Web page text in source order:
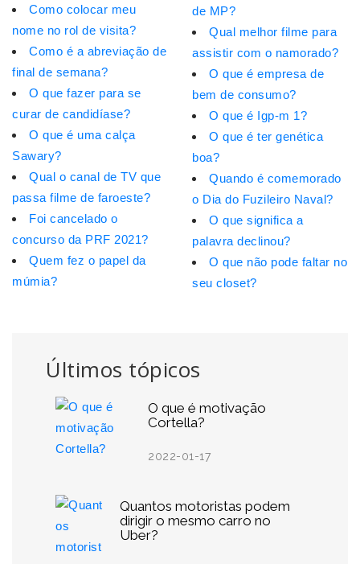
Últimos tópicos
O que é motivação
Cortella?
2022-01-17
Quantos motoristas podem
dirigir o mesmo carro no
Uber?
Como colocar meu
nome no rol de visita?
Como é a abreviação de
final de semana?
O que fazer para se
curar de candidíase?
O que é uma calça
Sawary?
Qual o canal de TV que
passa filme de faroeste?
Foi cancelado o
concurso da PRF 2021?
Quem fez o papel da
múmia?
de MP?
Qual melhor filme para
assistir com o namorado?
O que é empresa de
bem de consumo?
O que é Igp-m 1?
O que é ter genética
boa?
Quando é comemorado
o Dia do Fuzileiro Naval?
O que significa a
palavra declinou?
O que não pode faltar no
seu closet?